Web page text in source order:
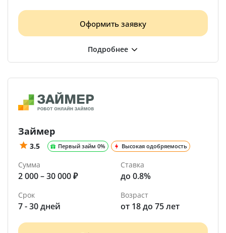
Оформить заявку
Займер
3.5 Первый займ 0% Высокая одобряемость
Сумма
2 000 – 30 000 ₽
Ставка
до 0.8%
Срок
7 - 30 дней
Возраст
от 18 до 75 лет